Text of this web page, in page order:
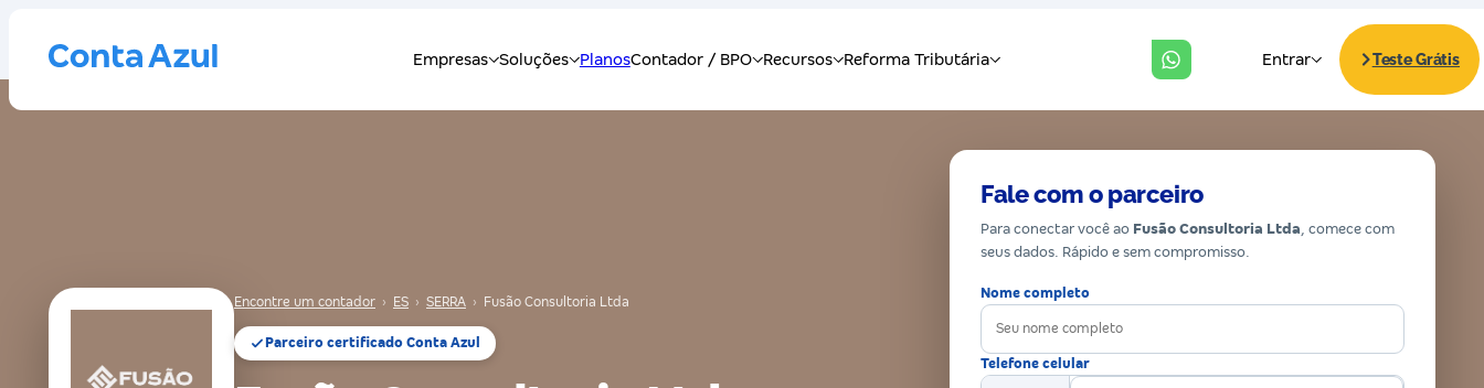
Encontre um contador › ES › SERRA › Fusão Consultoria Ltda
Parceiro certificado Conta Azul
Fale com o parceiro
Para conectar você ao Fusão Consultoria Ltda, comece com
seus dados. Rápido e sem compromisso.
Nome completo
Telefone celular